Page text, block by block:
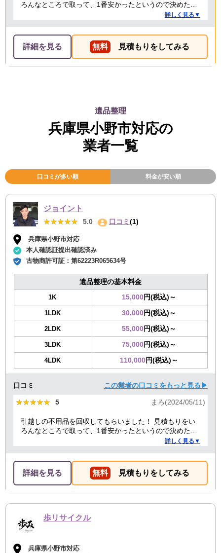
ろんなところで取って、1番安かったというので決めたの
ですが、 対応や話し方も、丁寧で優しく、 作業自体も素
回収の時は料金しようと思いました！
詳しく見る▼
詳細を見る 無料 見積もりをしてみる
遺品整理
兵庫県小野市対応の
業者一覧
口コミが多い順 料金が安い順
ジョイント
★★★★★
★★★★★ 5.0 口コミ(1)
兵庫県小野市対応
本人確認証提出確認済み
古物商許可証：第62223R065634号
遺品整理の基本料金
1K 15,000円(税込)～
1LDK 30,000円(税込)～
2LDK 55,000円(税込)～
3LDK 75,000円(税込)～
4LDK 110,000円(税込)～
口コミ この業者の口コミをもっと見る▶
★★★★★
★★★★★ 5 まろ(2024/05/11)
引越しの不用品を回収してもらいました！ 見積もりをい
ろんなところで取って、1番安かったというので決めたの
ですが、 対応や話し方も、丁寧で優しく、 作業自体も素
回収の時は料金しようと思いました！
詳しく見る▼
詳細を見る 無料 見積もりをしてみる
歩リサイクル
兵庫県小野市対応